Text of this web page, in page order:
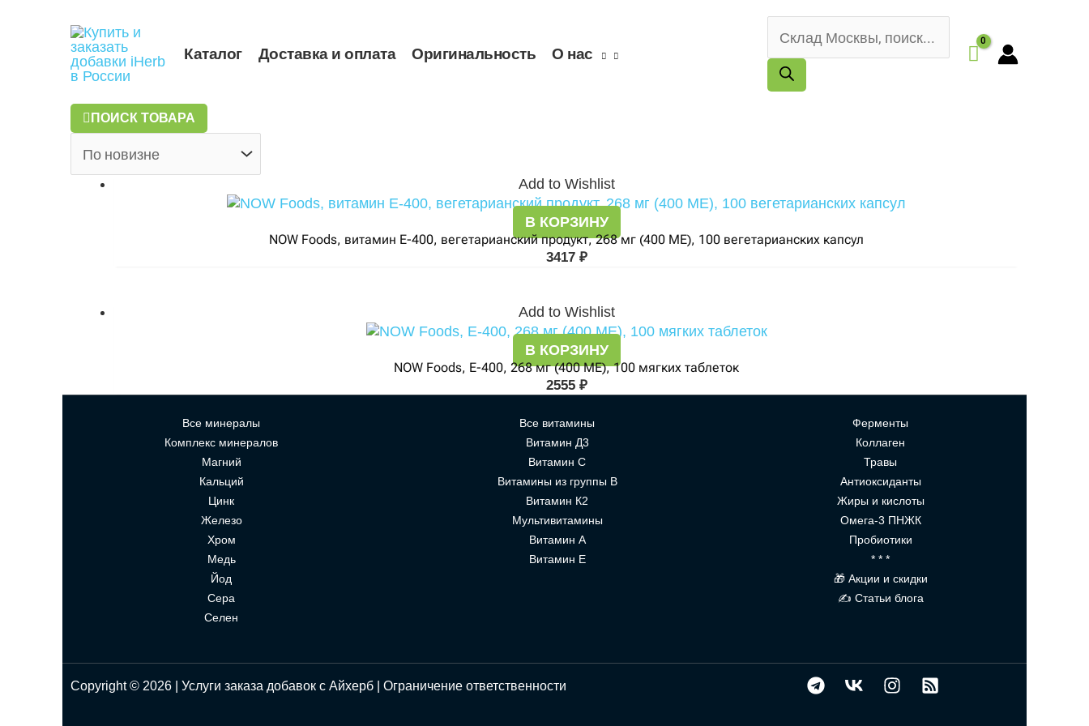
содержимому
Каталог Доставка и оплата Оригинальность О нас
Поиск
товаров
ПОИСК ТОВАРА
Add to Wishlist
В КОРЗИНУ
NOW Foods, витамин E-400, вегетарианский продукт, 268 мг (400 МЕ), 100 вегетарианских капсул
3417 ₽
Add to Wishlist
В КОРЗИНУ
NOW Foods, E-400, 268 мг (400 МЕ), 100 мягких таблеток
2555 ₽
Все минералы
Комплекс минералов
Магний
Кальций
Цинк
Железо
Хром
Медь
Йод
Сера
Селен
Все витамины
Витамин Д3
Витамин С
Витамины из группы В
Витамин К2
Мультивитамины
Витамин А
Витамин Е
Ферменты
Коллаген
Травы
Антиоксиданты
Жиры и кислоты
Омега-3 ПНЖК
Пробиотики
* * *
🎁 Акции и скидки
✍ Статьи блога
Copyright © 2026 | Услуги заказа добавок с Айхерб | Ограничение ответственности